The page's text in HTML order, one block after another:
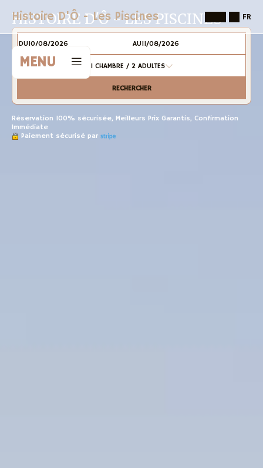
Histoire D'Ô - Les Piscines FR
MENU
HISTOIRE D'Ô - LES PISCINES
DU AU
1 CHAMBRE / 2 ADULTES
RECHERCHER
Réservation 100% sécurisée, Meilleurs Prix Garantis, Confirmation
Immédiate
Paiement sécurisé par